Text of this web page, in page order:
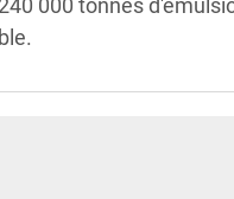
000 tonnes